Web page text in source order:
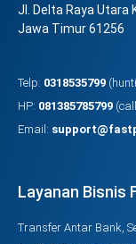
Jl. Delta Raya Utara
Jawa Timur 61256
Telp: 0318535799
HP: 081385785799
Email:
Layanan Bisnis
Transfer Antar Bank,